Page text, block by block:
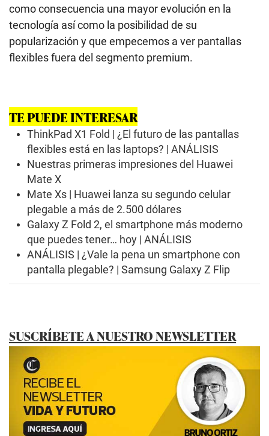
como consecuencia una mayor evolución en la
tecnología así como la posibilidad de su
popularización y que empecemos a ver pantallas
flexibles fuera del segmento premium.
TE PUEDE INTERESAR
ThinkPad X1 Fold | ¿El futuro de las pantallas
flexibles está en las laptops? | ANÁLISIS
Nuestras primeras impresiones del Huawei
Mate X
Mate Xs | Huawei lanza su segundo celular
plegable a más de 2.500 dólares
Galaxy Z Fold 2, el smartphone más moderno
que puedes tener… hoy | ANÁLISIS
ANÁLISIS | ¿Vale la pena un smartphone con
pantalla plegable? | Samsung Galaxy Z Flip
SUSCRÍBETE A NUESTRO NEWSLETTER